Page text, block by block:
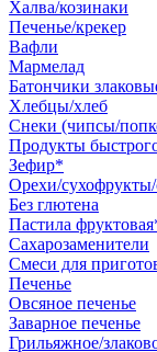
Халва/козинаки
Печенье/крекер
Вафли
Мармелад
Батончики
Хлебцы/хлеб
Снеки (чипсы/
Продукты
Зефир*
Орехи/
Без глютена
Пастила
Сахарозаменители
Смеси для
Печенье
Овсяное печенье
Заварное печенье
Грильяжное/